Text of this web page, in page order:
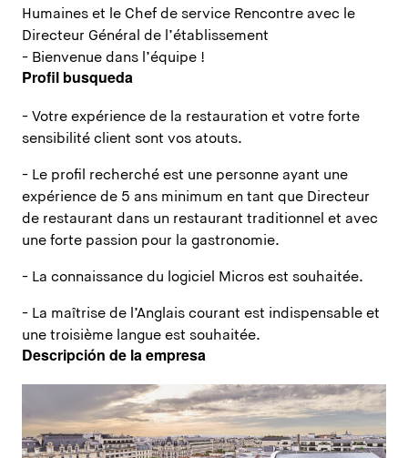
Humaines et le Chef de service Rencontre avec le
Directeur Général de l’établissement
- Bienvenue dans l’équipe !
Profil busqueda
- Votre expérience de la restauration et votre forte
sensibilité client sont vos atouts.
- Le profil recherché est une personne ayant une
expérience de 5 ans minimum en tant que Directeur
de restaurant dans un restaurant traditionnel et avec
une forte passion pour la gastronomie.
- La connaissance du logiciel Micros est souhaitée.
- La maîtrise de l’Anglais courant est indispensable et
une troisième langue est souhaitée.
Descripción de la empresa